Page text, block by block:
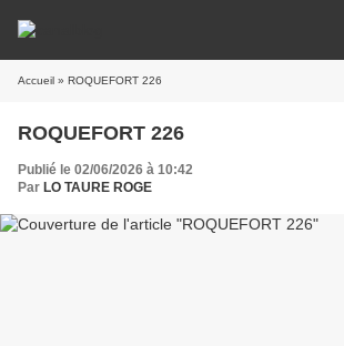
Accueil » ROQUEFORT 226
ROQUEFORT 226
Publié le 02/06/2026 à 10:42
Par LO TAURE ROGE